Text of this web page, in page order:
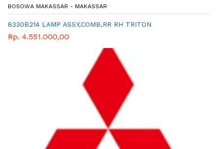
BOSOWA MAKASSAR - MAKASSAR
8330B214 LAMP ASSY,COMB,RR RH TRITON
Rp. 4.551.000,00